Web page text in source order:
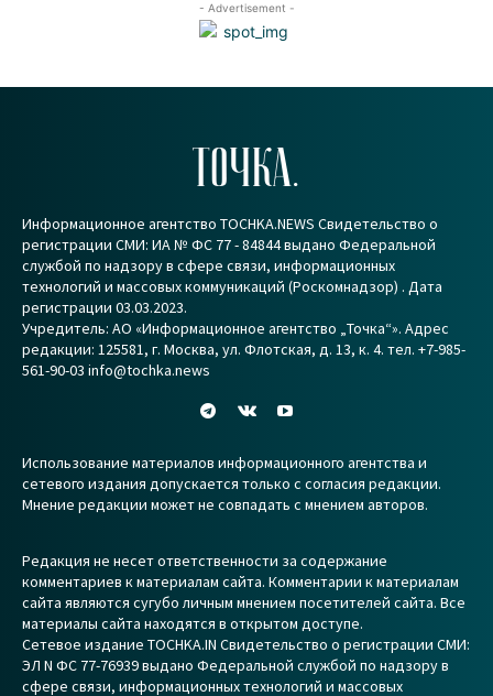
- Advertisement -
ТОЧКА.
Информационное агентство TOCHKA.NEWS Свидетельство о
регистрации СМИ: ИА № ФС 77 - 84844 выдано Федеральной
службой по надзору в сфере связи, информационных
технологий и массовых коммуникаций (Роскомнадзор) . Дата
регистрации 03.03.2023.
Учредитель: АО «Информационное агентство „Точка“». Адрес
редакции: 125581, г. Москва, ул. Флотская, д. 13, к. 4. тел. +7-985-
561-90-03 info@tochka.news
Использование материалов информационного агентства и
сетевого издания допускается только с согласия редакции.
Мнение редакции может не совпадать с мнением авторов.
Редакция не несет ответственности за содержание
комментариев к материалам сайта. Комментарии к материалам
сайта являются сугубо личным мнением посетителей сайта. Все
материалы сайта находятся в открытом доступе.
Сетевое издание TOCHKA.IN Свидетельство о регистрации СМИ:
ЭЛ N ФС 77-76939 выдано Федеральной службой по надзору в
сфере связи, информационных технологий и массовых